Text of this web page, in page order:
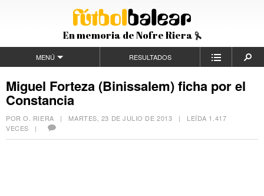
En memoria de Nofre Riera
MENÚ RESULTADOS
Miguel Forteza (Binissalem) ficha por el
Constancia
POR O. RIERA | MARTES, 23 DE JULIO DE 2013 | LEÍDA 1.417
VECES |